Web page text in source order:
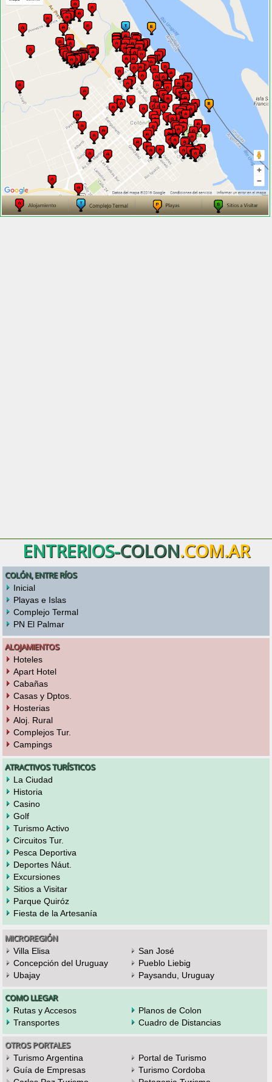
ENTRERIOS-COLON.COM.AR
COLÓN, ENTRE RÍOS
Inicial
Playas e Islas
Complejo Termal
PN El Palmar
ALOJAMIENTOS
Hoteles
Apart Hotel
Cabañas
Casas y Dptos.
Hosterias
Aloj. Rural
Complejos Tur.
Campings
ATRACTIVOS TURÍSTICOS
La Ciudad
Historia
Casino
Golf
Turismo Activo
Circuitos Tur.
Pesca Deportiva
Deportes Náut.
Excursiones
Sitios a Visitar
Parque Quiróz
Fiesta de la Artesanía
MICROREGIÓN
Villa Elisa
San José
Concepción del Uruguay
Pueblo Liebig
Ubajay
Paysandu, Uruguay
COMO LLEGAR
Rutas y Accesos
Planos de Colon
Transportes
Cuadro de Distancias
OTROS PORTALES
Turismo Argentina
Portal de Turismo
Guía de Empresas
Turismo Cordoba